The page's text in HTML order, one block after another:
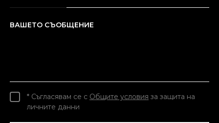
ВАШЕТО СЪОБЩЕНИЕ
* Съгласявам се с Общите условия за защита на
личните данни